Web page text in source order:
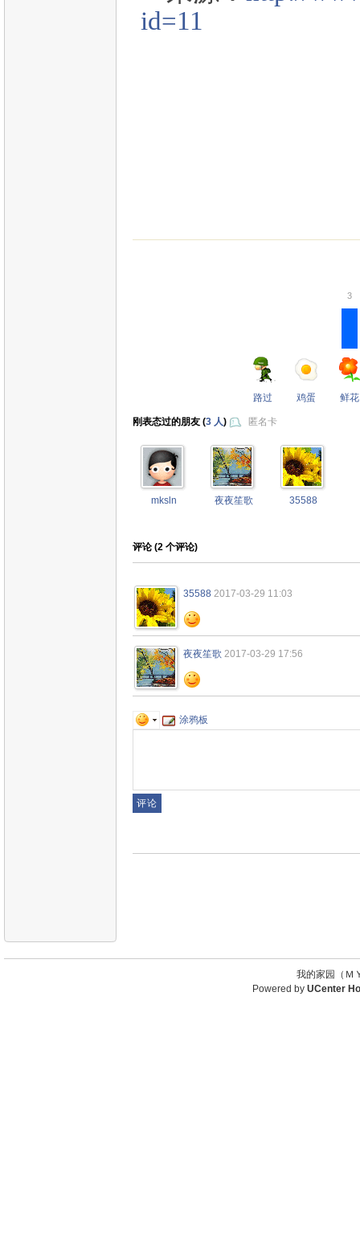
id=11
路过 鸡蛋
3
鲜花
刚表态过的朋友 (3 人) 匿名卡
mksln 夜夜笙歌 35588
评论 (2 个评论)
35588 2017-03-29 11:03
夜夜笙歌 2017-03-29 17:56
涂鸦板
我的家园（
Powered by UCenter